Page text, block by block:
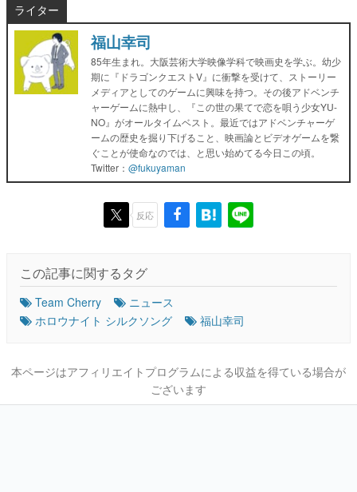
ライター
福山幸司
85年生まれ。大阪芸術大学映像学科で映画史を学ぶ。幼少
期に『ドラゴンクエストV』に衝撃を受けて、ストーリー
メディアとしてのゲームに興味を持つ。その後アドベンチ
ャーゲームに熱中し、『この世の果てで恋を唄う少女YU-
NO』がオールタイムベスト。最近ではアドベンチャーゲ
ームの歴史を掘り下げること、映画論とビデオゲームを繋
ぐことが使命なのでは、と思い始めてる今日この頃。
Twitter： @fukuyaman
反応
この記事に関するタグ
Team Cherry
ニュース
ホロウナイト シルクソング
福山幸司
本ページはアフィリエイトプログラムによる収益を得ている場合が
ございます